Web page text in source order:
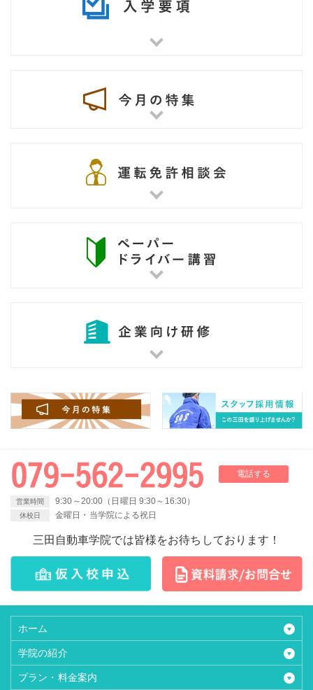
電話する
営業時間 9:30～20:00（日曜日 9:30～16:30）
休校日 金曜日・当学院による祝日
三田自動車学院では皆様をお待ちしております！
ホーム
学院の紹介
プラン・料金案内